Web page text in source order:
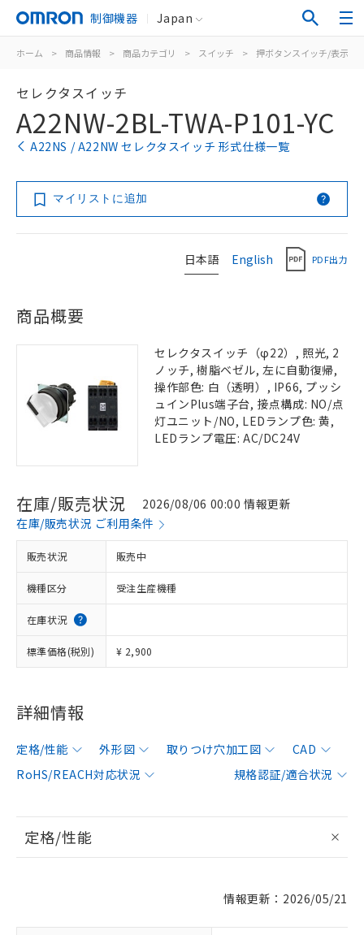
制御機器 Japan
ホーム > 商品情報 > 商品カテゴリ > スイッチ > 押ボタンスイッチ/表示灯
セレクタスイッチ
A22NW-2BL-TWA-P101-YC
A22NS / A22NW セレクタスイッチ 形式仕様一覧
マイリストに追加
日本語 English PDF出力
商品概要
セレクタスイッチ（φ22）, 照光, 2
ノッチ, 樹脂ベゼル, 左に自動復帰,
操作部色: 白（透明）, IP66, プッシ
ュインPlus端子台, 接点構成: NO/点
灯ユニット/NO, LEDランプ色: 黄,
LEDランプ電圧: AC/DC24V
在庫/販売状況
2026/08/06 00:00 情報更新
在庫/販売状況 ご利用条件
販売状況 販売中
機種区分 受注生産機種
在庫状況
標準価格(税別) ¥ 2,900
詳細情報
定格/性能 外形図 取りつけ穴加工図
CAD
RoHS/REACH対応状況
規格認証/適合状況
定格/性能
情報更新：2026/05/21